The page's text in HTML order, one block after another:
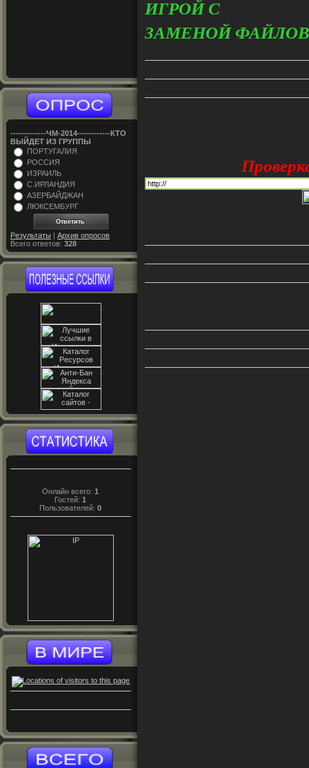
-------------ЧM-2014------------КТО
ВЫЙДЕТ ИЗ ГРУППЫ
ПОРТУГАЛИЯ
РОССИЯ
ИЗРАИЛЬ
С.ИРЛАНДИЯ
АЗЕРБАЙДЖАН
ЛЮКСЕМБУРГ
Результаты | Архив опросов
Всего ответов: 328
Онлайн всего:1
Гостей:1
Пользователей:0
ИГРОЙ С
ЗАМЕНОЙ ФАЙЛОВ